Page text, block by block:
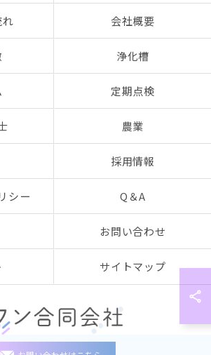
れ 会社概要
浄化槽
定期点検
農業
採用情報
シー Q＆A
お問い合わせ
サイトマップ